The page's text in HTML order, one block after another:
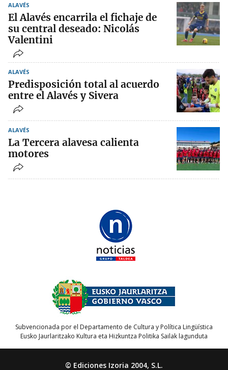
ALAVÉS
El Alavés encarrila el fichaje de
su central deseado: Nicolás
Valentini
ALAVÉS
Predisposición total al acuerdo
entre el Alavés y Sivera
ALAVÉS
La Tercera alavesa calienta
motores
Subvencionada por el Departamento de Cultura y Política Lingüística
Eusko Jaurlaritzako Kultura eta Hizkuntza Politika Sailak lagunduta
© Ediciones Izoria 2004, S.L.